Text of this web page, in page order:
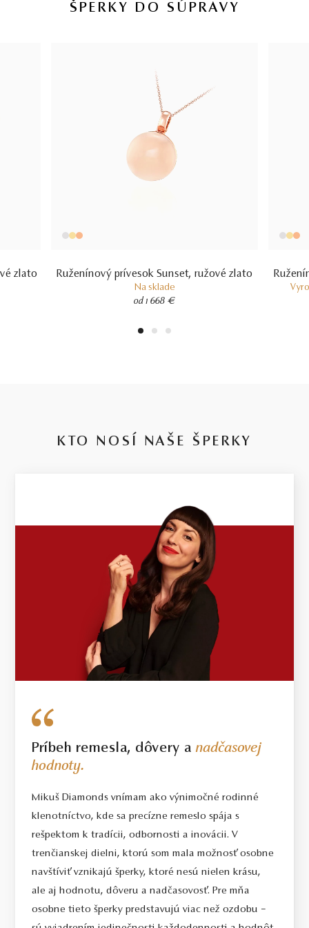
14 kt
RUŽOVÉ ZLATO
4.45 g
ŠPERKY DO SÚPRAVY
zlato Ruženínový prívesok Sunset, ružové zlato
Na sklade
od 1 668 €
1 2 3
KTO NOSÍ NAŠE ŠPERKY
Príbeh remesla, dôvery anadčasovej
hodnoty.
Mikuš Diamonds vnímam ako výnimočné rodinné
klenotníctvo, kde sa precízne remeslo spája s
rešpektom k tradícii, odbornosti a inovácii. V
trenčianskej dielni, ktorú som mala možnosť osobne
navštíviť vznikajú šperky, ktoré nesú nielen krásu,
ale aj hodnotu, dôveru a nadčasovosť. Pre mňa
osobne tieto šperky predstavujú viac než ozdobu –